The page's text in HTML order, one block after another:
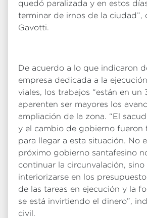
quedó paralizada y en estos
terminar de irnos de la ciudad”,
Gavotti.
De acuerdo a lo que indicaron
empresa dedicada a la
viales, los trabajos “están en un
aparenten ser mayores los
ampliación de la zona. “El
y el cambio de gobierno fueron
para llegar a esta situación. No
próximo gobierno santafesino
continuar la circunvalación, sino
interiorizarse en los
de las tareas en ejecución y la
se está invirtiendo el dinero”,
civil.